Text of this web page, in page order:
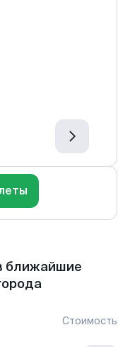
ближайшие
Стоимость